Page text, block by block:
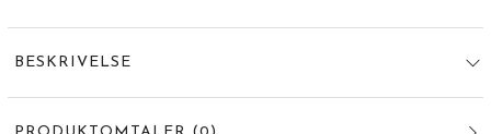
BESKRIVELSE